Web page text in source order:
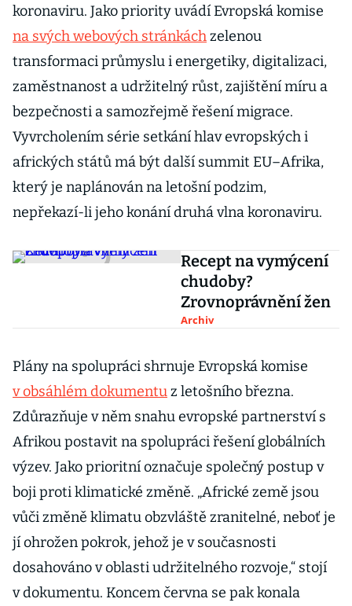
koronaviru. Jako priority uvádí Evropská komise
na svých webových stránkáchzelenou
transformaci průmyslu i energetiky, digitalizaci,
zaměstnanost a udržitelný růst, zajištění míru a
bezpečnosti a samozřejmě řešení migrace.
Vyvrcholením série setkání hlav evropských i
afrických států má být další summit EU–Afrika,
který je naplánován na letošní podzim,
nepřekazí-li jeho konání druhá vlna koronaviru.
Recept na vymýcení
chudoby?
Zrovnoprávnění žen
Archiv
Plány na spolupráci shrnuje Evropská komise
v obsáhlém dokumentuz letošního března.
Zdůrazňuje v něm snahu evropské partnerství s
Afrikou postavit na spolupráci řešení globálních
výzev. Jako prioritní označuje společný postup v
boji proti klimatické změně. „Africké země jsou
vůči změně klimatu obzvláště zranitelné, neboť je
jí ohrožen pokrok, jehož je v současnosti
dosahováno v oblasti udržitelného rozvoje,“ stojí
v dokumentu. Koncem června se pak konala